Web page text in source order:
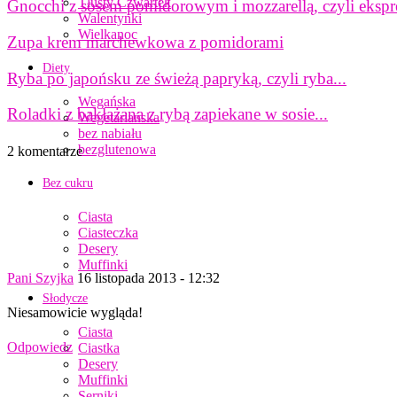
Walentynki
Wielkanoc
Diety
Wegańska
Wegetariańska
bez nabiału
bezglutenowa
Bez cukru
Ciasta
Ciasteczka
Desery
Muffinki
Słodycze
Ciasta
Ciastka
Desery
Muffinki
Gnocchi z sosem pomidorowym i mozzarellą, czyli
Zupa krem marchewkowa z pomidorami
Ryba po japońsku ze świeżą papryką, czyli ryba...
Roladki z bakłażana z rybą zapiekane w sosie...
2 komentarze
Pani Szyjka 16 listopada 2013 - 12:32
Niesamowicie wygląda!
Odpowiedz